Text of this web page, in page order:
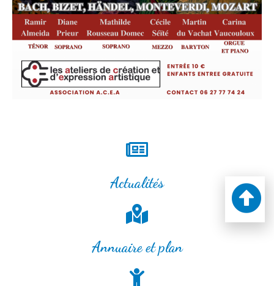
Actualités
Annuaire et plan